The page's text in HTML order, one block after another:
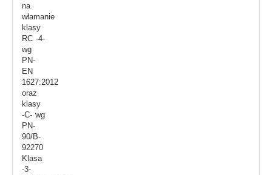
na
włamanie
klasy
RC -4-
wg
PN-
EN
1627:2012
oraz
klasy
-C- wg
PN-
90/B-
92270
Klasa
-3-